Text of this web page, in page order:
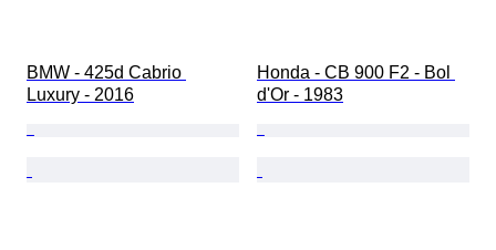
BMW - 425d Cabrio
Luxury - 2016
Honda - CB 900 F2 - Bol
d'Or - 1983